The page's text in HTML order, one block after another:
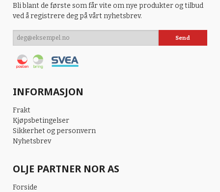
Bli blant de første som får vite om nye produkter og tilbud
ved å registrere deg på vårt nyhetsbrev.
INFORMASJON
Frakt
Kjøpsbetingelser
Sikkerhet og personvern
Nyhetsbrev
OLJE PARTNER NOR AS
Forside